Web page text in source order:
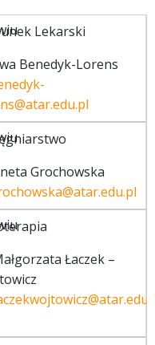
Lekarski
Benedyk-Lorens
Grochowska
Łaczek –